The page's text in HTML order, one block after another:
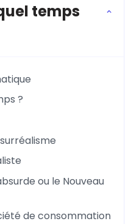
temps
?
ou le Nouveau
de consommation